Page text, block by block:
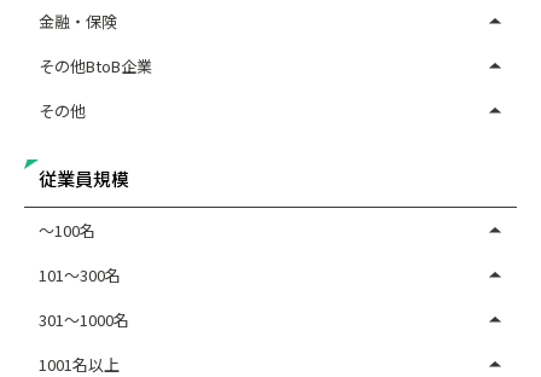
金融・保険
その他BtoB企業
その他
従業員規模
～100名
101～300名
301～1000名
1001名以上